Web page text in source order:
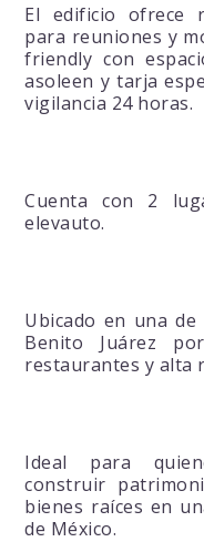
El edificio ofrece
para reuniones y
friendly con
asoleen y tarja
vigilancia 24 horas.
Cuenta con 2
elevauto.
Ubicado en una de
Benito Juárez
restaurantes y alta
Ideal para
construir
bienes raíces en
de México.